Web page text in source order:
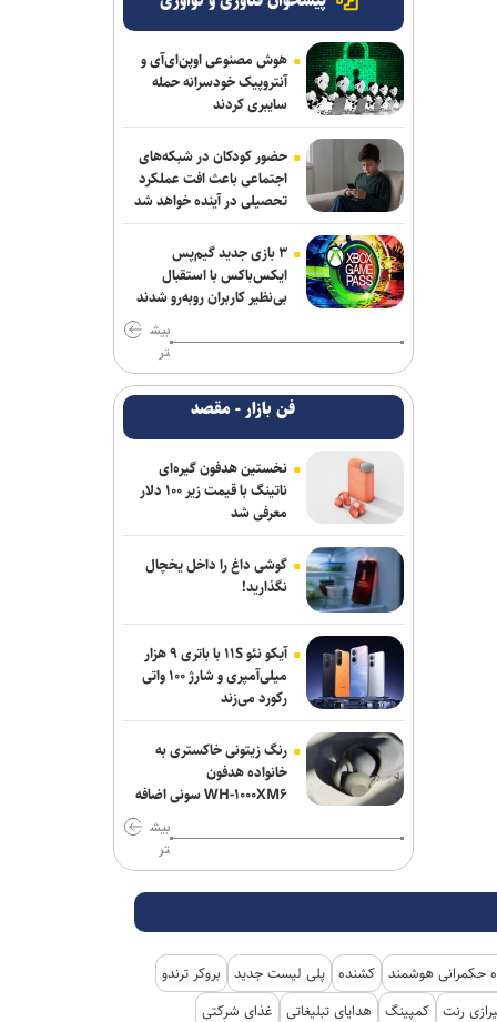
هزار نظامی صهیونیست زخمی شده‌اند
جلسات صحن علنی مجلس هفته آینده
برگزار می‌شود
بیانیۀ خانواده شهید لاریجانی دربارۀ
گمانه‌زنی‌های رسانه‌ای
هلاکت اعضای یک تیم تروریستی در
سیستان‌وبلوچستان
حمله یک شهپاد به یک کشتی در نزدیکی
باب‌المندب
وزارت اطلاعات: ۲۱ مزدور موساد و ۴ شرور
مسلح در کرمان بازداشت شدند
انفجار در سوریه/ پهپادها در آسمان لاذقیه
رویت شدند
سردار موسوی: بسیجیان دریا دل کاشان به
وجود شما مباهات می‌کنیم
گاردین: ترامپ هیچ ایده‌ای برای پایان دادن
به جنگ شکست‌خورده علیه ایران ندارد
واشنگتن‌پست: نارضایتی ترامپ از وزیر
جنگ آمریکا افزایش یافته است
هوش مصنوعی اوپن‌ای‌آی و
آنتروپیک خودسرانه حمله
سایبری کردند
حضور کودکان در شبکه‌های
اجتماعی باعث افت عملکرد
تحصیلی در آینده خواهد شد
۳ بازی جدید گیم‌پس
ایکس‌باکس با استقبال
بی‌نظیر کاربران روبه‌رو شدند
بیش
تر
فن بازار - مقصد
نخستین هدفون گیره‌ای
ناتینگ با قیمت زیر ۱۰۰ دلار
معرفی شد
گوشی داغ را داخل یخچال
نگذارید!
آیکو نئو ۱۱S با باتری ۹ هزار
میلی‌آمپری و شارژ ۱۰۰ واتی
رکورد می‌زند
رنگ زیتونی خاکستری به
خانواده هدفون
WH-۱۰۰۰XM۶ سونی اضافه
بیش
تر
حکمرانی هوشمند کشنده پلی لیست جدید
بروکر ترندو
رنت کمپینگ هدایای تبلیغاتی غذای شرکتی